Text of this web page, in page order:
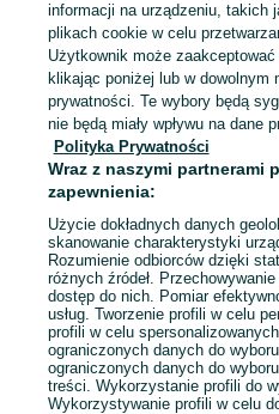
informacji na urządzeniu, takich
plikach cookie w celu
Użytkownik może
klikając poniżej lub w dowolnym
prywatności. Te wybory będą
nie będą miały wpływu na dane
Polityka Prywatności
Wraz z naszymi partnerami
zapewnienia:
Użycie dokładnych danych
skanowanie charakterystyki
Rozumienie odbiorców dzięki
różnych źródeł.
dostęp do nich. Pomiar
usług. Tworzenie profili w celu
profili w celu
ograniczonych danych do
ograniczonych danych do
treści. Wykorzystanie profili do
Wykorzystywanie profili w celu